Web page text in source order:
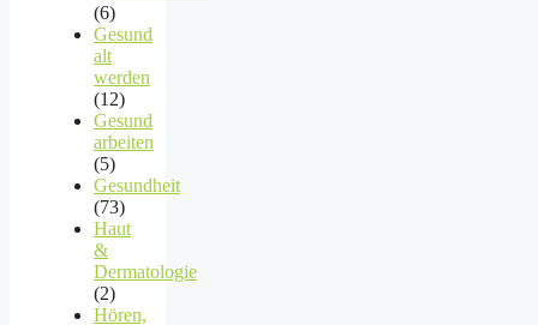
(6)
Gesund
alt
werden
(12)
Gesund
arbeiten
(5)
Gesundheit
(73)
Haut
&
Dermatologie
(2)
Hören,